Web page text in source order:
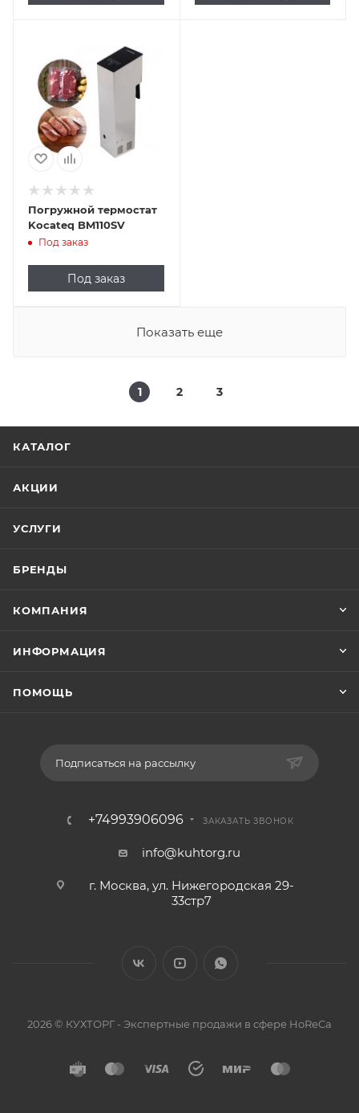
Погружной термостат
Kocateq BM110SV
Под заказ
Под заказ
Показать еще
1 2 3
КАТАЛОГ
АКЦИИ
УСЛУГИ
БРЕНДЫ
КОМПАНИЯ
ИНФОРМАЦИЯ
ПОМОЩЬ
Подписаться на рассылку
+74993906096 ЗАКАЗАТЬ ЗВОНОК
info@kuhtorg.ru
г. Москва, ул. Нижегородская 29-
33стр7
2026 © КУХТОРГ - Экспертные продажи в сфере HoReCa